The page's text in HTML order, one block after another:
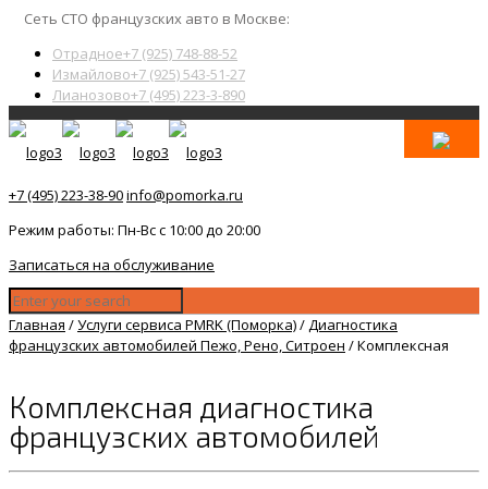
Сеть СТО французских авто в Москве:
Отрадное+7 (925) 748-88-52
Измайлово+7 (925) 543-51-27
Лианозово+7 (495) 223-3-890
+7 (495) 223-38-90info@pomorka.ru
Режим работы: Пн-Вс с 10:00 до 20:00
Записаться на обслуживание
Главная /Услуги сервиса PMRK (Поморка)/Диагностика
французских автомобилей Пежо, Рено, Ситроен /Комплексная
Комплексная диагностика
французских автомобилей